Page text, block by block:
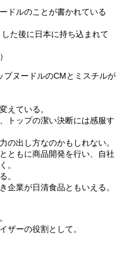
ドルのことが書かれている
た後に日本に持ち込まれて
プヌードルのCMとミスチルが
えている。
トップの潔い決断には感服す
の出し方なのかもしれない。
ともに商品開発を行い、自社
。
。
企業が日清食品ともいえる。
ザーの役割として。